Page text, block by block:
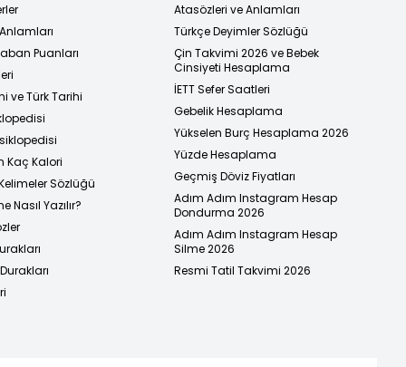
Puanları
ve Türk Tarihi
Kaç Kalori
Sözlüğü
Nasıl Yazılır?
Atasözleri ve Anlamları
Türkçe Deyimler Sözlüğü
Çin Takvimi 2026 ve Bebek
Cinsiyeti Hesaplama
İETT Sefer Saatleri
Gebelik Hesaplama
Yükselen Burç Hesaplama 2026
Yüzde Hesaplama
Geçmiş Döviz Fiyatları
Adım Adım Instagram Hesap
Dondurma 2026
Adım Adım Instagram Hesap
Silme 2026
Resmi Tatil Takvimi 2026